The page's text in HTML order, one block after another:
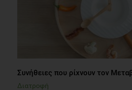
Συνήθειες που ρίχνουν τον
Διατροφή